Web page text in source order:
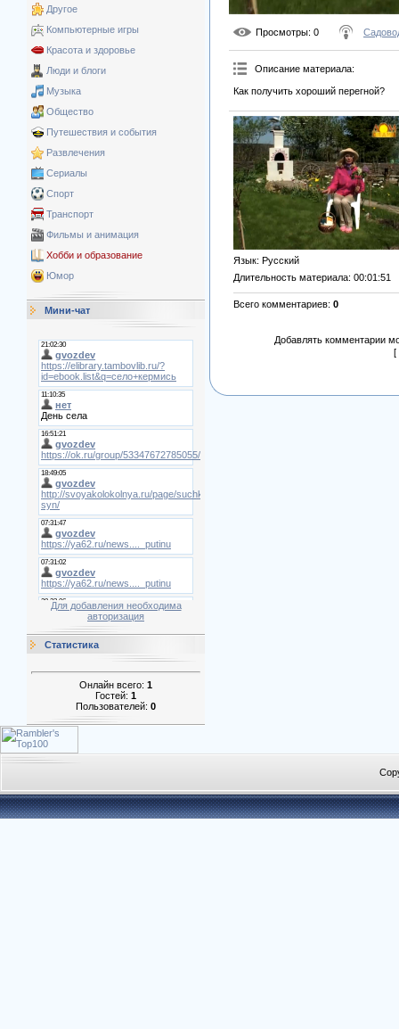
Другое
Компьютерные игры
Красота и здоровье
Люди и блоги
Музыка
Общество
Путешествия и события
Развлечения
Сериалы
Спорт
Транспорт
Фильмы и анимация
Хобби и образование
Юмор
Мини-чат
Для добавления необходима
авторизация
Статистика
Онлайн всего: 1
Гостей: 1
Пользователей: 0
Просмотры: 0
Описание материала:
Как получить хороший перегной?
Язык: Русский
Длительность материала: 00:01:51
Всего комментариев: 0
Добавлять комментарии
[